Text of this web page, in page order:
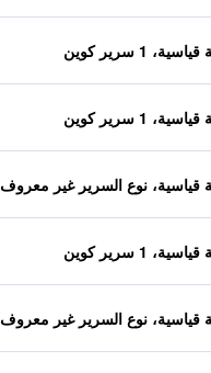
1 سرير كوين
1 سرير كوين
قياسية، نوع السرير غير معروف
1 سرير كوين
قياسية، نوع السرير غير معروف